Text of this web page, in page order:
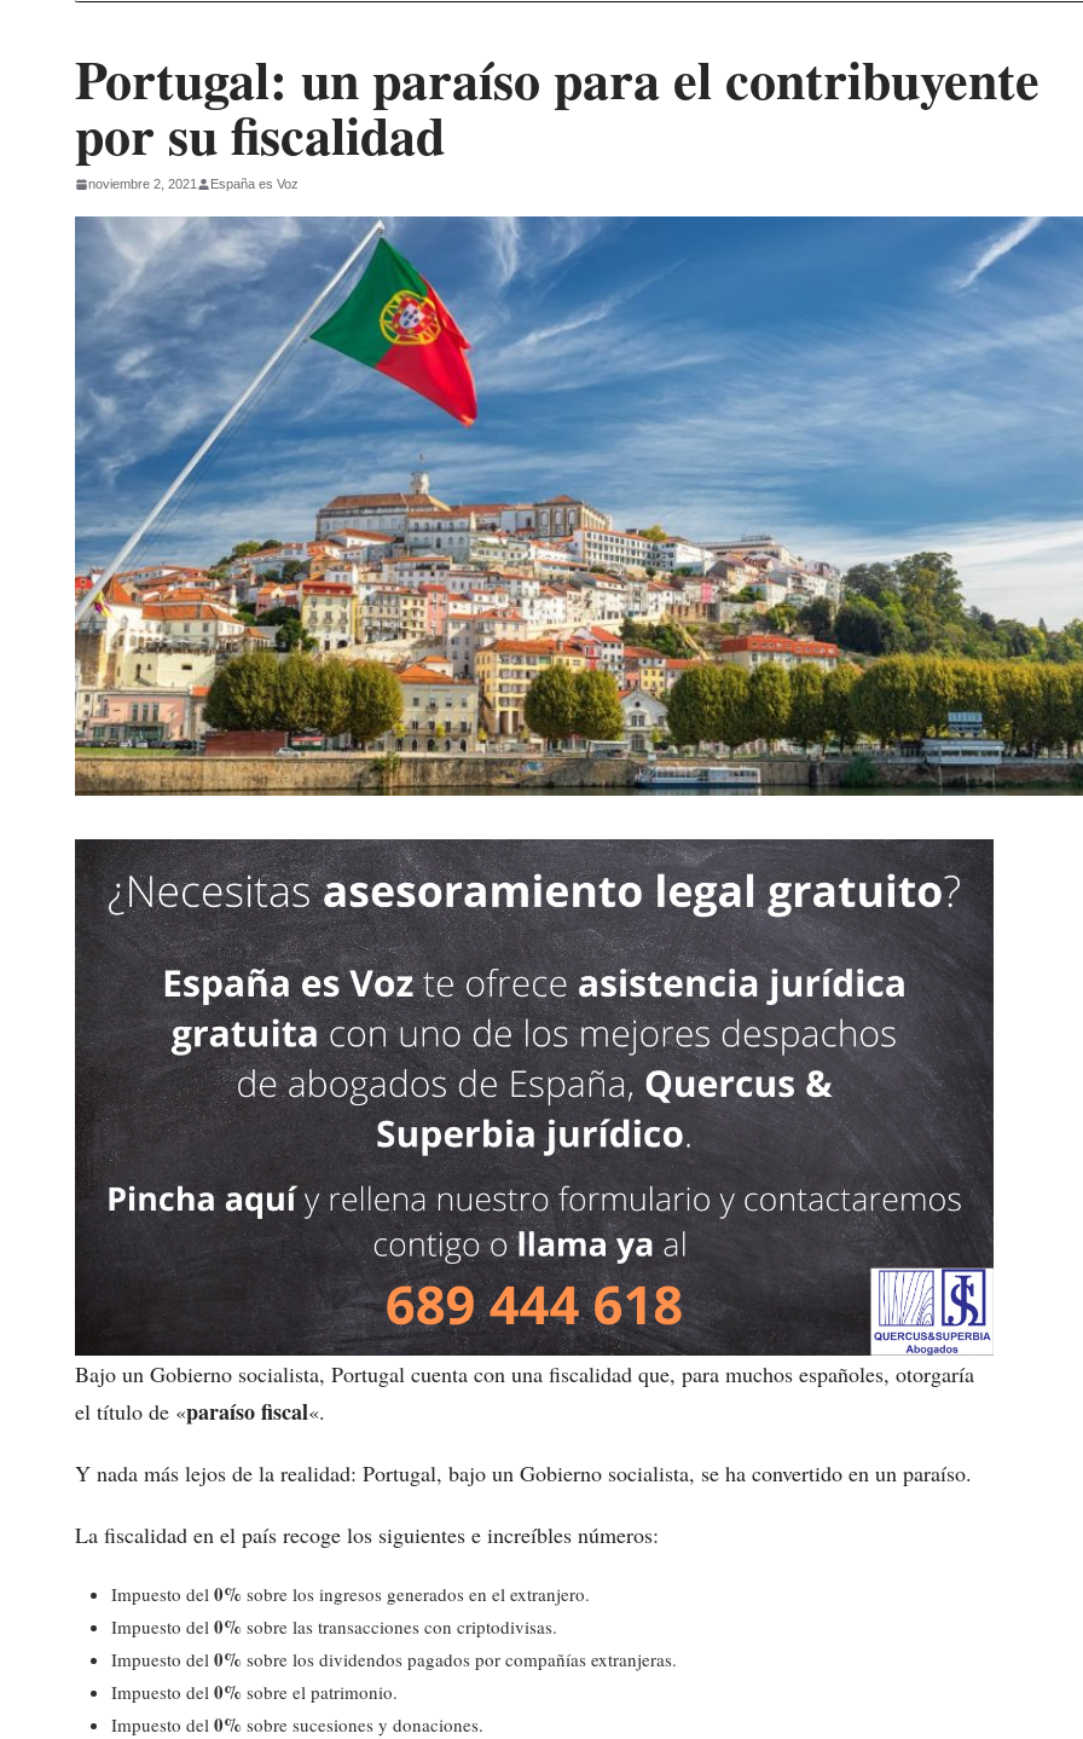
Portugal: un paraíso para el contribuyente
por su fiscalidad
noviembre 2, 2021 España es Voz
Bajo un Gobierno socialista, Portugal cuenta con una fiscalidad que, para muchos españoles, otorgaría
el título de «paraíso fiscal«.
Y nada más lejos de la realidad: Portugal, bajo un Gobierno socialista, se ha convertido en un paraíso.
La fiscalidad en el país recoge los siguientes e increíbles números:
Impuesto del 0% sobre los ingresos generados en el extranjero.
Impuesto del 0% sobre las transacciones con criptodivisas.
Impuesto del 0% sobre los dividendos pagados por compañías extranjeras.
Impuesto del 0% sobre el patrimonio.
Impuesto del 0% sobre sucesiones y donaciones.